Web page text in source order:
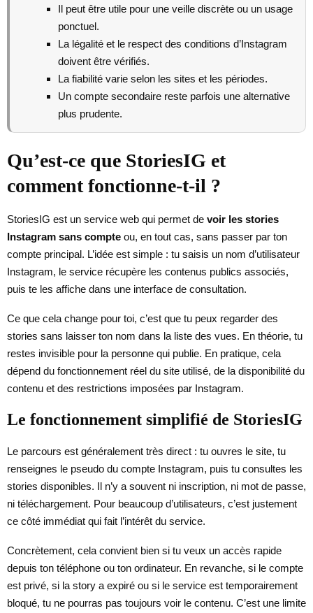
Il peut être utile pour une veille discrète ou un usage
ponctuel.
La légalité et le respect des conditions d’Instagram
doivent être vérifiés.
La fiabilité varie selon les sites et les périodes.
Un compte secondaire reste parfois une alternative
plus prudente.
Qu’est-ce que StoriesIG et
comment fonctionne-t-il ?
StoriesIG est un service web qui permet de voir les stories
Instagram sans compte ou, en tout cas, sans passer par ton
compte principal. L’idée est simple : tu saisis un nom d’utilisateur
Instagram, le service récupère les contenus publics associés,
puis te les affiche dans une interface de consultation.
Ce que cela change pour toi, c’est que tu peux regarder des
stories sans laisser ton nom dans la liste des vues. En théorie, tu
restes invisible pour la personne qui publie. En pratique, cela
dépend du fonctionnement réel du site utilisé, de la disponibilité du
contenu et des restrictions imposées par Instagram.
Le fonctionnement simplifié de StoriesIG
Le parcours est généralement très direct : tu ouvres le site, tu
renseignes le pseudo du compte Instagram, puis tu consultes les
stories disponibles. Il n’y a souvent ni inscription, ni mot de passe,
ni téléchargement. Pour beaucoup d’utilisateurs, c’est justement
ce côté immédiat qui fait l’intérêt du service.
Concrètement, cela convient bien si tu veux un accès rapide
depuis ton téléphone ou ton ordinateur. En revanche, si le compte
est privé, si la story a expiré ou si le service est temporairement
bloqué, tu ne pourras pas toujours voir le contenu. C’est une limite